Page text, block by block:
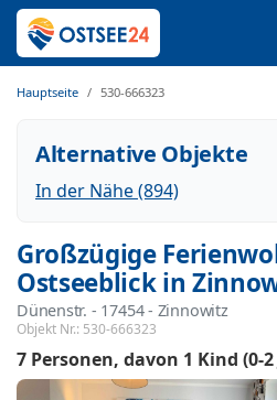
Hauptseite 530-666323
Alternative Objekte
In der Nähe (894)
Großzügige
Ostseeblick in
Dünenstr. - 17454 - Zinnowitz
Objekt Nr.: 530-666323
7 Personen davon 1 Kind (0-